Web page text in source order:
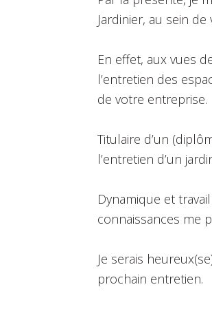
Jardinier, au sein
En effet, aux vues
l’entretien des
de votre entreprise.
Titulaire d’un
l’entretien d’un
Dynamique et
connaissances me
Je serais
prochain entretien.